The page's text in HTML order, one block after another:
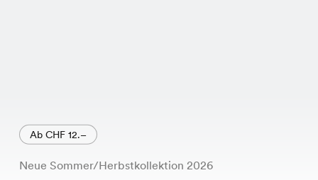
Ab CHF 12.–
Neue Sommer/Herbstkollektion 2026